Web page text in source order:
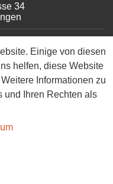
34
Einige von diesen
helfen, diese Website
Informationen zu
und Ihren Rechten als